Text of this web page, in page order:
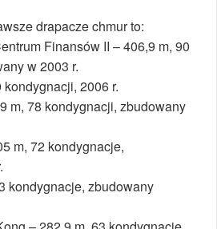
drapacze chmur to:
Finansów II – 406,9 m, 90
w 2003 r.
2006 r.
m, 78 kondygnacji, zbudowany
m, 72 kondygnacje,
kondygnacje, zbudowany